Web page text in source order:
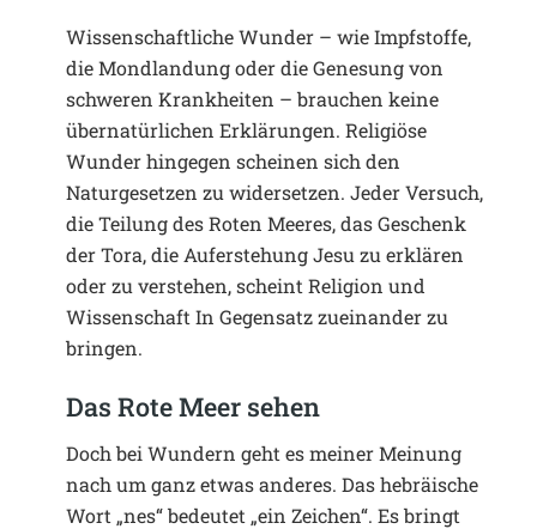
Wissenschaftliche Wunder – wie Impfstoffe,
die Mondlandung oder die Genesung von
schweren Krankheiten – brauchen keine
übernatürlichen Erklärungen. Religiöse
Wunder hingegen scheinen sich den
Naturgesetzen zu widersetzen. Jeder Versuch,
die Teilung des Roten Meeres, das Geschenk
der Tora, die Auferstehung Jesu zu erklären
oder zu verstehen, scheint Religion und
Wissenschaft In Gegensatz zueinander zu
bringen.
Das Rote Meer sehen
Doch bei Wundern geht es meiner Meinung
nach um ganz etwas anderes. Das hebräische
Wort „nes“ bedeutet „ein Zeichen“. Es bringt